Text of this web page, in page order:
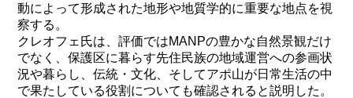
動によって形成された地形や地質学的に重要な地点を視
察する。
クレオフェ氏は、評価ではMANPの豊かな自然景観だけ
でなく、保護区に暮らす先住民族の地域運営への参画状
況や暮らし、伝統・文化、そしてアポ山が日常生活の中
で果たしている役割についても確認されると説明した。